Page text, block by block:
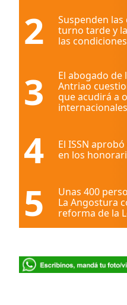
2
Suspenden las
turno tarde y
las
3
El abogado de
Antriao
que acudirá a
internacionales
4
El ISSN
en los
5
Unas 400
La Angostura
reforma de la